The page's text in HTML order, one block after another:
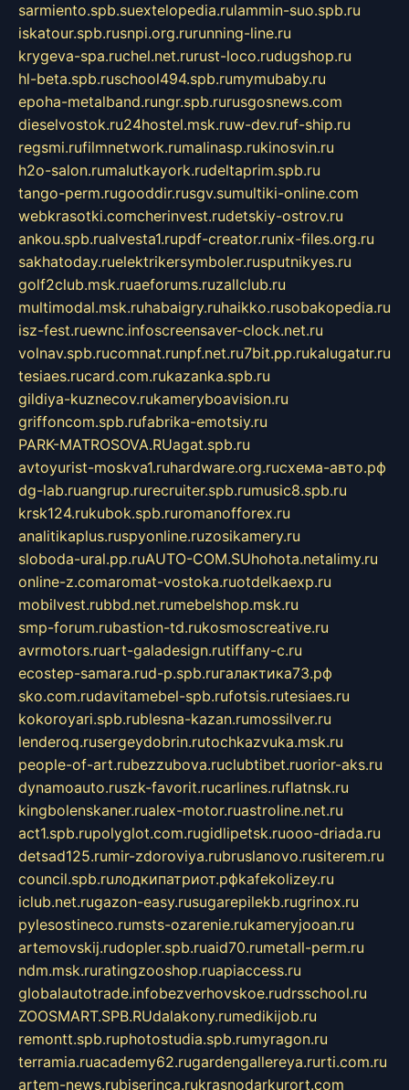
sarmiento.spb.suextelopedia.rulammin-suo.spb.ru
iskatour.spb.rusnpi.org.rurunning-line.ru
krygeva-spa.ruchel.net.rurust-loco.rudugshop.ru
hl-beta.spb.ruschool494.spb.rumymubaby.ru
epoha-metalband.rungr.spb.rurusgosnews.com
dieselvostok.ru24hostel.msk.ruw-dev.ruf-ship.ru
regsmi.rufilmnetwork.rumalinasp.rukinosvin.ru
h2o-salon.rumalutkayork.rudeltaprim.spb.ru
tango-perm.rugooddir.rusgv.sumultiki-online.com
webkrasotki.comcherinvest.rudetskiy-ostrov.ru
ankou.spb.rualvesta1.rupdf-creator.runix-files.org.ru
sakhatoday.ruelektrikersymboler.rusputnikyes.ru
golf2club.msk.ruaeforums.ruzallclub.ru
multimodal.msk.ruhabaigry.ruhaikko.rusobakopedia.ru
isz-fest.ruewnc.infoscreensaver-clock.net.ru
volnav.spb.rucomnat.runpf.net.ru7bit.pp.rukalugatur.ru
tesiaes.rucard.com.rukazanka.spb.ru
gildiya-kuznecov.rukameryboavision.ru
griffoncom.spb.rufabrika-emotsiy.ru
PARK-MATROSOVA.RUagat.spb.ru
avtoyurist-moskva1.ruhardware.org.ruсхема-авто.рф
dg-lab.ruangrup.rurecruiter.spb.rumusic8.spb.ru
krsk124.rukubok.spb.ruromanofforex.ru
analitikaplus.ruspyonline.ruzosikamery.ru
sloboda-ural.pp.ruAUTO-COM.SUhohota.netalimy.ru
online-z.comaromat-vostoka.ruotdelkaexp.ru
mobilvest.rubbd.net.rumebelshop.msk.ru
smp-forum.rubastion-td.rukosmoscreative.ru
avrmotors.ruart-galadesign.rutiffany-c.ru
ecostep-samara.rud-p.spb.ruгалактика73.рф
sko.com.rudavitamebel-spb.rufotsis.rutesiaes.ru
kokoroyari.spb.rublesna-kazan.rumossilver.ru
lenderoq.rusergeydobrin.rutochkazvuka.msk.ru
people-of-art.rubezzubova.ruclubtibet.ruorior-aks.ru
dynamoauto.ruszk-favorit.rucarlines.ruflatnsk.ru
kingbolenskaner.rualex-motor.ruastroline.net.ru
act1.spb.rupolyglot.com.rugidlipetsk.ruooo-driada.ru
detsad125.rumir-zdoroviya.rubruslanovo.rusiterem.ru
council.spb.ruлодкипатриот.рфkafekolizey.ru
iclub.net.rugazon-easy.rusugarepilekb.rugrinox.ru
pylesostineco.rumsts-ozarenie.rukameryjooan.ru
artemovskij.rudopler.spb.ruaid70.rumetall-perm.ru
ndm.msk.ruratingzooshop.ruapiaccess.ru
globalautotrade.infobezverhovskoe.rudrsschool.ru
ZOOSMART.SPB.RUdalakony.rumedikijob.ru
remontt.spb.ruphotostudia.spb.rumyragon.ru
terramia.ruacademy62.rugardengallereya.rurti.com.ru
artem-news.rubiserinca.rukrasnodarkurort.com